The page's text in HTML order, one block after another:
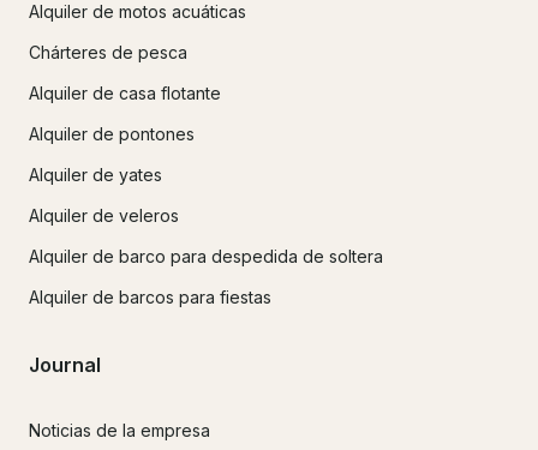
Alquiler de motos acuáticas
Chárteres de pesca
Alquiler de casa flotante
Alquiler de pontones
Alquiler de yates
Alquiler de veleros
Alquiler de barco para despedida de soltera
Alquiler de barcos para fiestas
Journal
Noticias de la empresa